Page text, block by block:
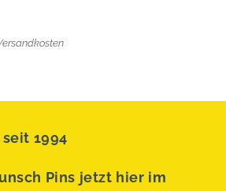
1994
Pins jetzt hier im